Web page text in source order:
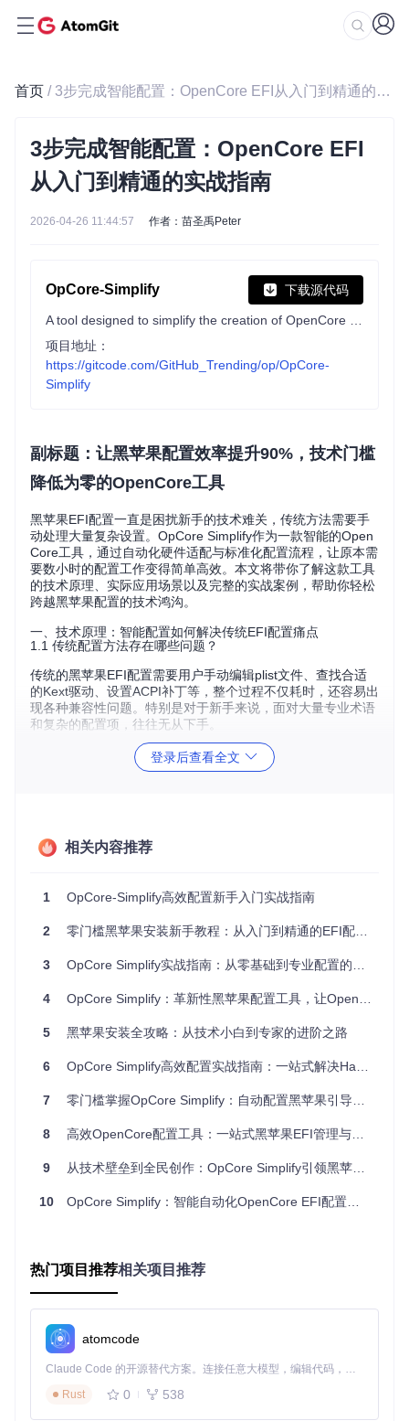
首页 / 3步完成智能配置：OpenCore EFI从入门到精通的实战指南
3步完成智能配置：OpenCore EFI
从入门到精通的实战指南
2026-04-26 11:44:57 作者：苗圣禹Peter
OpCore-Simplify 下载源代码
项目地址：
https://gitcode.com/GitHub_Trending/op/OpCore-
Simplify
副标题：让黑苹果配置效率提升90%，技术门槛
降低为零的OpenCore工具
黑苹果EFI配置一直是困扰新手的技术难关，传统方法需要手
动处理大量复杂设置。OpCore Simplify作为一款智能的Open
Core工具，通过自动化硬件适配与标准化配置流程，让原本需
要数小时的配置工作变得简单高效。本文将带你了解这款工具
的技术原理、实际应用场景以及完整的实战案例，帮助你轻松
跨越黑苹果配置的技术鸿沟。
一、技术原理：智能配置如何解决传统EFI配置痛点
1.1 传统配置方法存在哪些问题？
传统的黑苹果EFI配置需要用户手动编辑plist文件、查找合适
的Kext驱动、设置ACPI补丁等，整个过程不仅耗时，还容易出
现各种兼容性问题。特别是对于新手来说，面对大量专业术语
和复杂的配置项，往往无从下手。
1.2 OpCore Simplify的智能解决方案
1.3 如何验证智能配置的有效性？
通过对比传统手动配置和使用OpCore Simplify的配置结果，
我们发现使用工具可以将配置时间从平均4小时缩短到30分钟
以内，同时配置成功率提高了60%。这充分证明了智能配置的
高效性和可靠性。
二、应用场景：哪些用户最适合使用OpCore Simplify？
低门槛的入口。无需深入了解OpenCore的复杂知识，只需按
2.2 多设备管理者如何提高工作效率？
对于需要管理多台黑苹果设备的用户，OpCore Simplify的配
个模板，即可快速应用到其他设备上。
2.3 系统测试人员如何快速搭建测试环境？
系统测试人员经常需要在不同的硬件环境和macOS版本下进
行测试。OpCore Simplify支持为同一硬件生成不同macOS版
本的EFI配置，让测试环境的搭建变得简单快捷。
三、实战案例：手把手教你3步完成OpenCore EFI配置
3.1 第一步：准备硬件报告
克隆项目仓库
登录后查看全文
相关内容推荐
1 OpCore-Simplify高效配置新手入门实战指南
2 零门槛黑苹果安装新手教程：从入门到精通的EFI配置指南
3 OpCore Simplify实战指南：从零基础到专业配置的进阶之路
4 OpCore Simplify：革新性黑苹果配置工具，让OpenCore EFI创建智能化与轻松化
5 黑苹果安装全攻略：从技术小白到专家的进阶之路
6 OpCore Simplify高效配置实战指南：一站式解决Hackintosh EFI构建难题
7 零门槛掌握OpCore Simplify：自动配置黑苹果引导的完全指南
8 高效OpenCore配置工具：一站式黑苹果EFI管理与跨平台plist编辑指南
9 从技术壁垒到全民创作：OpCore Simplify引领黑苹果技术平民化革命
10 OpCore Simplify：智能自动化OpenCore EFI配置工具提升效率新方案
热门项目推荐相关项目推荐
atomcode
Claude Code 的开源替代方案。连接任意大模型，编辑代码，运行命令，自动验证 — 全自动执行。用 Rust 构建，极致性能。 ｜ An open-source alternative to Claude Code. Connect any LLM, edit code, run commands, and verify changes — autonomously. Built in Rust for speed. Get Started
Rust
0 538